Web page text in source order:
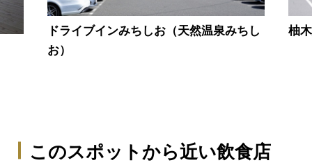
ドライブインみちしお（天然温泉みちし
お）
柚
このスポットから近い飲食店